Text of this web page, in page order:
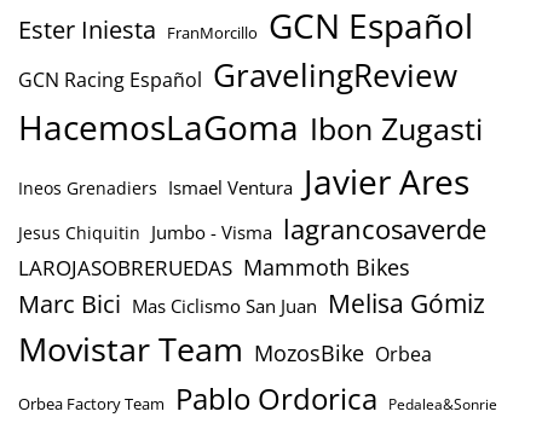
Ester Iniesta FranMorcillo GCN Español
GCN Racing Español GravelingReview
HacemosLaGoma Ibon Zugasti
Ineos Grenadiers Ismael Ventura Javier Ares
Jesus Chiquitin Jumbo - Visma lagrancosaverde
LAROJASOBRERUEDAS Mammoth Bikes
Marc Bici Mas Ciclismo San Juan Melisa Gómiz
Movistar Team MozosBike Orbea
Orbea Factory Team Pablo Ordorica Pedalea&Sonrie